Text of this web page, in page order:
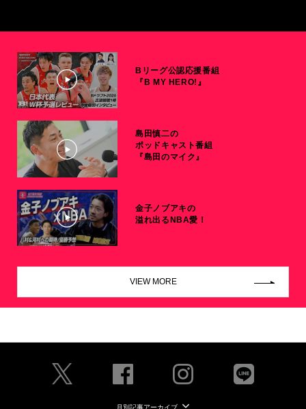
Bリーグ公認応援番組
『B MY HERO!』
島田慎二の
ポッドキャスト番組
『島田のマイク』
金子ノブアキの
溢れ出るNBA愛！
VIEW MORE
月別記事アーカイブ